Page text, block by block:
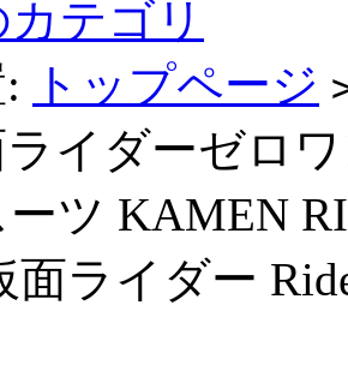
テゴリ
トップページ
イダーゼロ
ツ KAMEN
面ライダー